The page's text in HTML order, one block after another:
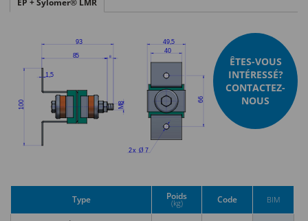
EP + Sylomer® LMR
ÊTES-VOUS
INTÉRESSÉ?
CONTACTEZ-
NOUS
Type Poids
(kg) Code BIM